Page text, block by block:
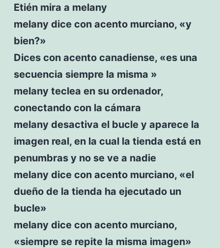
Etién mira a melany
melany dice con acento murciano, «y
bien?»
Dices con acento canadiense, «es una
secuencia siempre la misma »
melany teclea en su ordenador,
conectando con la cámara
melany desactiva el bucle y aparece la
imagen real, en la cual la tienda está en
penumbras y no se ve a nadie
melany dice con acento murciano, «el
dueño de la tienda ha ejecutado un
bucle»
melany dice con acento murciano,
«siempre se repite la misma imagen»